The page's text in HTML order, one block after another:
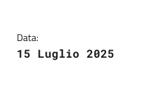
Data:
15 Luglio 2025